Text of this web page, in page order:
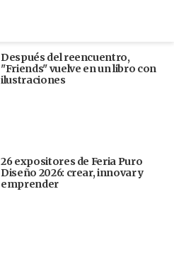
Después del reencuentro,
"Friends" vuelve en un libro con
ilustraciones
26 expositores de Feria Puro
Diseño 2026: crear, innovar y
emprender